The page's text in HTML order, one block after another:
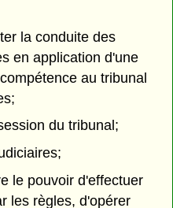
la conduite des
en application d'une
au tribunal
du tribunal;
le pouvoir d'effectuer
les règles, d'opérer